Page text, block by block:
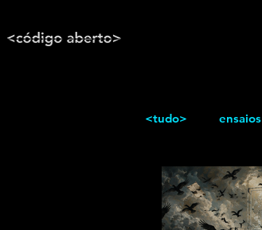
<tudo> ensaios
reportagem